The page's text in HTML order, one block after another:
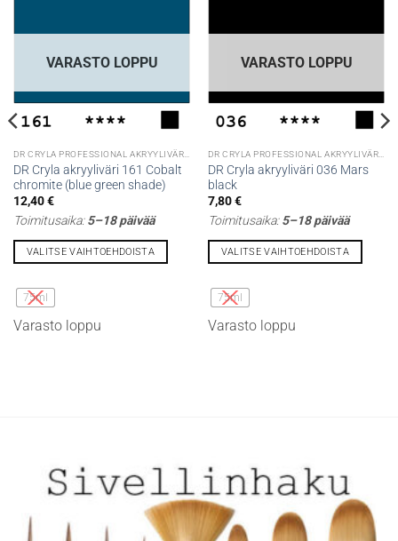
VARASTO LOPPU
DR Cryla akryyliväri 161 Cobalt
chromite (blue green shade)
12,40€
Toimitusaika:5–18 päivää
VALITSE VAIHTOEHDOISTA
tuotteella
on
useampi
75ml
Varasto loppu
VARASTO LOPPU
DR Cryla akryyliväri 036 Mars
black
7,80€
Toimitusaika:5–18 päivää
VALITSE VAIHTOEHDOISTA
tuotteella
on
useampi
75ml
Varasto loppu